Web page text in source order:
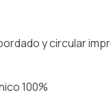
y circular
100%